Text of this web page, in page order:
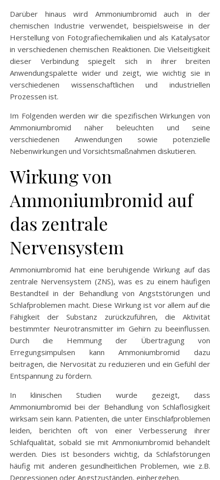
Darüber hinaus wird Ammoniumbromid auch in der
chemischen Industrie verwendet, beispielsweise in der
Herstellung von Fotografiechemikalien und als Katalysator
in verschiedenen chemischen Reaktionen. Die Vielseitigkeit
dieser Verbindung spiegelt sich in ihrer breiten
Anwendungspalette wider und zeigt, wie wichtig sie in
verschiedenen wissenschaftlichen und industriellen
Prozessen ist.
Im Folgenden werden wir die spezifischen Wirkungen von
Ammoniumbromid näher beleuchten und seine
verschiedenen Anwendungen sowie potenzielle
Nebenwirkungen und Vorsichtsmaßnahmen diskutieren.
Wirkung von
Ammoniumbromid auf
das zentrale
Nervensystem
Ammoniumbromid hat eine beruhigende Wirkung auf das
zentrale Nervensystem (ZNS), was es zu einem häufigen
Bestandteil in der Behandlung von Angststörungen und
Schlafproblemen macht. Diese Wirkung ist vor allem auf die
Fähigkeit der Substanz zurückzuführen, die Aktivität
bestimmter Neurotransmitter im Gehirn zu beeinflussen.
Durch die Hemmung der Übertragung von
Erregungsimpulsen kann Ammoniumbromid dazu
beitragen, die Nervosität zu reduzieren und ein Gefühl der
Entspannung zu fördern.
In klinischen Studien wurde gezeigt, dass
Ammoniumbromid bei der Behandlung von Schlaflosigkeit
wirksam sein kann. Patienten, die unter Einschlafproblemen
leiden, berichten oft von einer Verbesserung ihrer
Schlafqualität, sobald sie mit Ammoniumbromid behandelt
werden. Dies ist besonders wichtig, da Schlafstörungen
häufig mit anderen gesundheitlichen Problemen, wie z.B.
Depressionen oder Angstzuständen, einhergehen.